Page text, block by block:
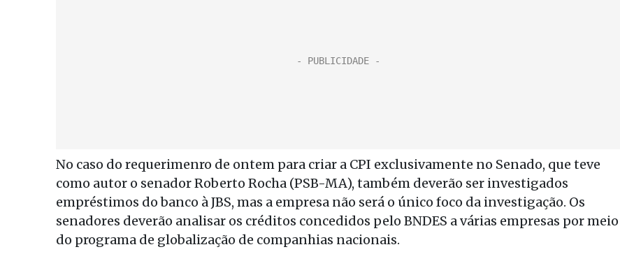
No caso do requerimenro de ontem para criar a CPI exclusivamente no Senado, que teve
como autor o senador Roberto Rocha (PSB-MA), também deverão ser investigados
empréstimos do banco à JBS, mas a empresa não será o único foco da investigação. Os
senadores deverão analisar os créditos concedidos pelo BNDES a várias empresas por meio
do programa de globalização de companhias nacionais.